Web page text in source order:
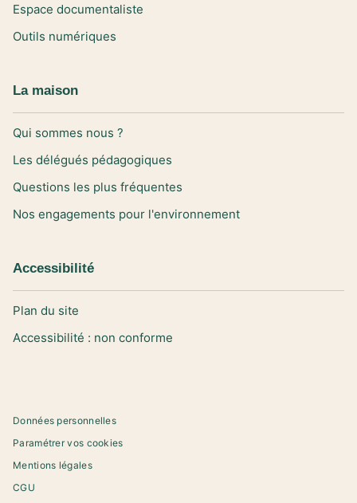
Espace documentaliste
Outils numériques
La maison
Qui sommes nous ?
Les délégués pédagogiques
Questions les plus fréquentes
Nos engagements pour l'environnement
Accessibilité
Plan du site
Accessibilité : non conforme
Données personnelles
Paramétrer vos cookies
Mentions légales
CGU